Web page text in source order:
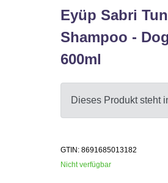
Eyüp Sabri
Shampoo -
600ml
Dieses Produkt steht
GTIN: 8691685013182
Nicht verfügbar